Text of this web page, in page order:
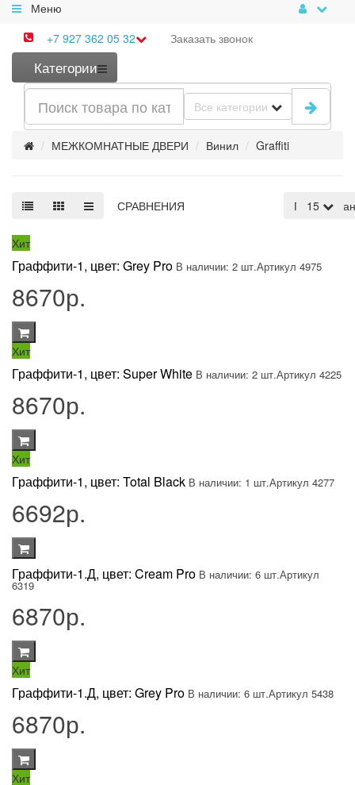
Меню
+7 927 362 05 32
Заказать звонок
Категории
Все категории
МЕЖКОМНАТНЫЕ ДВЕРИ Винил Graffiti
СРАВНЕНИЯ 15
По
Хит
Граффити-1, цвет: Grey Pro В наличии: 2 шт.Артикул 4975
8670р.
Хит
Граффити-1, цвет: Super White В наличии: 2 шт.Артикул 4225
8670р.
Хит
Граффити-1, цвет: Total Black В наличии: 1 шт.Артикул 4277
6692р.
Граффити-1.Д, цвет: Cream Pro В наличии: 6 шт.Артикул
6319
6870р.
Хит
Граффити-1.Д, цвет: Grey Pro В наличии: 6 шт.Артикул 5438
6870р.
Хит